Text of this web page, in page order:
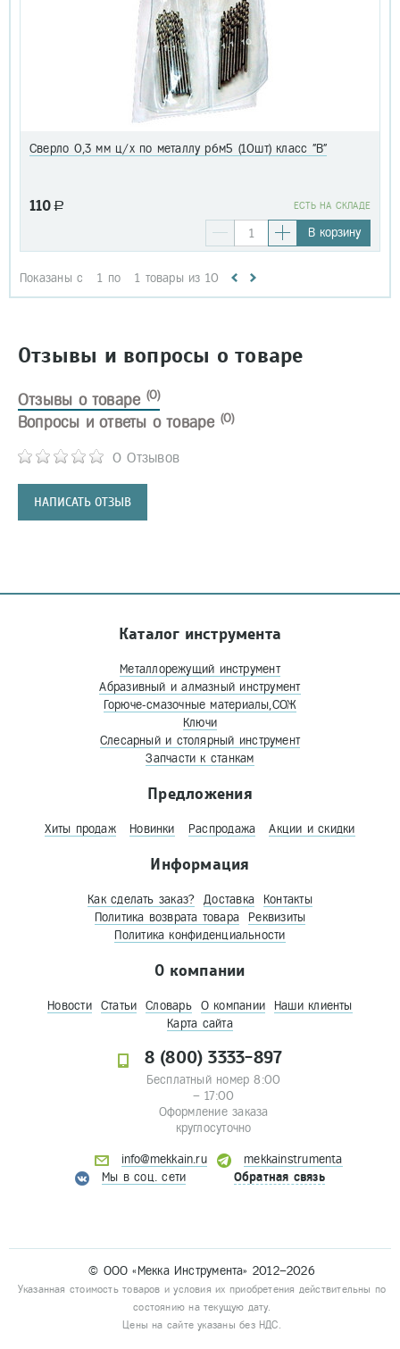
Сверло 0,3 мм ц/х по металлу р6м5 (10шт) класс "В"
110 a EСТЬ НА СКЛАДЕ
В корзину
Показаны с 1 по 1 товары из 10
Отзывы и вопросы о товаре
Отзывы о товаре (0)
0 Отзывов
НАПИСАТЬ ОТЗЫВ
Вопросы и ответы о товаре (0)
Каталог инструмента
Металлорежущий инструмент
Абразивный и алмазный инструмент
Горюче-смазочные материалы,СОЖ
Ключи
Слесарный и столярный инструмент
Запчасти к станкам
Предложения
Хиты продаж Новинки Распродажа Акции и скидки
Информация
Как сделать заказ? Доставка
Контакты
Политика возврата товара
Реквизиты
Политика конфиденциальности
О компании
Новости Статьи Словарь О компании
Наши клиенты
Карта сайта
8 (800) 3333-897
Бесплатный номер 8:00
– 17:00
Оформление заказа
круглосуточно
info@mekkain.ru
mekkainstrumenta
Мы в соц. сети
Обратная связь
© ООО «Мекка Инструмента» 2012–2026
Указанная стоимость товаров и условия их приобретения действительны по
состоянию на текущую дату.
Цены на сайте указаны без НДС.